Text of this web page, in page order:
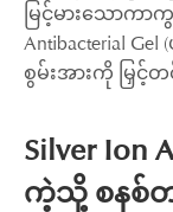
မြင့်မားသောကာ
Antibacterial
စွမ်းအားကို မြှင့်
Silver Ion
ကဲ့သို့ စနစ်